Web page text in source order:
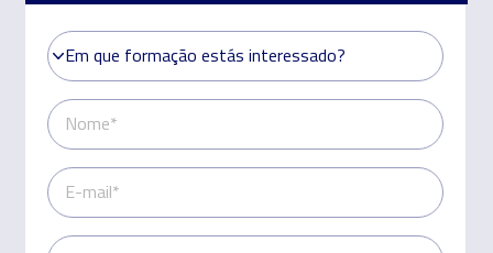
Em que formação estás interessado?
Em que formação estás interessado?
Nome*
E-mail*